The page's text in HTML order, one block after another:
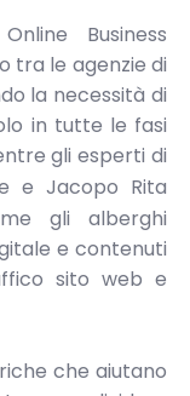
Business
tra le agenzie di
la necessità di
in tutte le fasi
gli esperti di
e Jacopo Rita
gli alberghi
e contenuti
sito web e
che aiutano